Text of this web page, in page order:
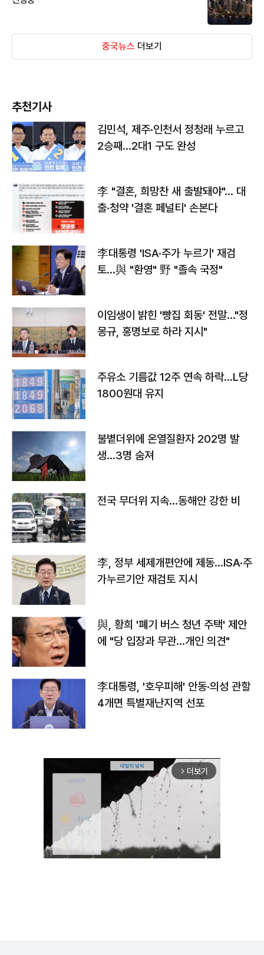
중국뉴스 더보기
추천기사
김민석, 제주·인천서 정청래 누르고
2승째…2대1 구도 완성
李 "결혼, 희망찬 새 출발돼야"… 대
출·청약 '결혼 페널티' 손본다
李대통령 'ISA·주가 누르기' 재검
토…與 "환영" 野 "졸속 국정"
이임생이 밝힌 '빵집 회동' 전말…"정
몽규, 홍명보로 하라 지시"
주유소 기름값 12주 연속 하락…L당
1800원대 유지
불볕더위에 온열질환자 202명 발
생…3명 숨져
전국 무더위 지속…동해안 강한 비
李, 정부 세제개편안에 제동…ISA·주
가누르기안 재검토 지시
與, 황희 '폐기 버스 청년 주택' 제안
에 "당 입장과 무관…개인 의견"
李대통령, '호우피해' 안동·의성 관할
4개면 특별재난지역 선포
arrow_forward_ios 더보기